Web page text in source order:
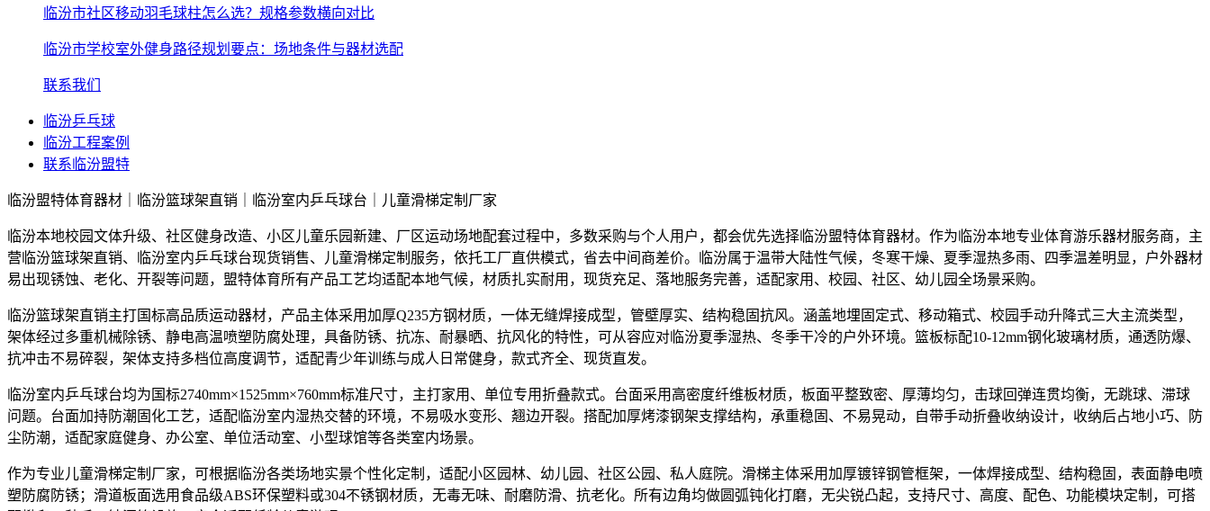
临汾市社区移动羽毛球柱怎么选？规格参数横向对比
临汾市学校室外健身路径规划要点：场地条件与器材选配
联系我们
临汾乒乓球
临汾工程案例
联系临汾盟特
临汾盟特体育器材｜临汾篮球架直销｜临汾室内乒乓球台｜儿童滑梯定制厂家
临汾本地校园文体升级、社区健身改造、小区儿童乐园新建、厂区运动场地配套过程中，多数采购与个人用户，都会优先选择临汾盟特体育器材。作为临汾本地专业体育游乐器材服务商，主
营临汾篮球架直销、临汾室内乒乓球台现货销售、儿童滑梯定制服务，依托工厂直供模式，省去中间商差价。临汾属于温带大陆性气候，冬寒干燥、夏季湿热多雨、四季温差明显，户外器材
易出现锈蚀、老化、开裂等问题，盟特体育所有产品工艺均适配本地气候，材质扎实耐用，现货充足、落地服务完善，适配家用、校园、社区、幼儿园全场景采购。
临汾篮球架直销主打国标高品质运动器材，产品主体采用加厚Q235方钢材质，一体无缝焊接成型，管壁厚实、结构稳固抗风。涵盖地埋固定式、移动箱式、校园手动升降式三大主流类型，
架体经过多重机械除锈、静电高温喷塑防腐处理，具备防锈、抗冻、耐暴晒、抗风化的特性，可从容应对临汾夏季湿热、冬季干冷的户外环境。篮板标配10-12mm钢化玻璃材质，通透防爆、
抗冲击不易碎裂，架体支持多档位高度调节，适配青少年训练与成人日常健身，款式齐全、现货直发。
临汾室内乒乓球台均为国标2740mm×1525mm×760mm标准尺寸，主打家用、单位专用折叠款式。台面采用高密度纤维板材质，板面平整致密、厚薄均匀，击球回弹连贯均衡，无跳球、滞球
问题。台面加持防潮固化工艺，适配临汾室内湿热交替的环境，不易吸水变形、翘边开裂。搭配加厚烤漆钢架支撑结构，承重稳固、不易晃动，自带手动折叠收纳设计，收纳后占地小巧、防
尘防潮，适配家庭健身、办公室、单位活动室、小型球馆等各类室内场景。
作为专业儿童滑梯定制厂家，可根据临汾各类场地实景个性化定制，适配小区园林、幼儿园、社区公园、私人庭院。滑梯主体采用加厚镀锌钢管框架，一体焊接成型、结构稳固，表面静电喷
塑防腐防锈；滑道板面选用食品级ABS环保塑料或304不锈钢材质，无毒无味、耐磨防滑、抗老化。所有边角均做圆弧钝化打磨，无尖锐凸起，支持尺寸、高度、配色、功能模块定制，可搭